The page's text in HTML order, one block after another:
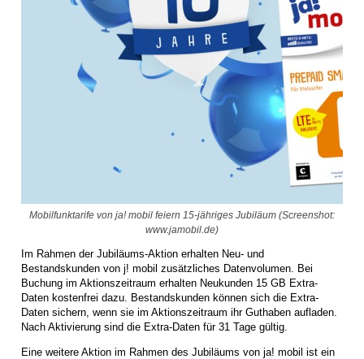
Mobilfunktarife von ja! mobil feiern 15-jähriges Jubiläum (Screenshot:
www.jamobil.de)
Im Rahmen der Jubiläums-Aktion erhalten Neu- und
Bestandskunden von j! mobil zusätzliches Datenvolumen. Bei
Buchung im Aktionszeitraum erhalten Neukunden 15 GB Extra-
Daten kostenfrei dazu. Bestandskunden können sich die Extra-
Daten sichern, wenn sie im Aktionszeitraum ihr Guthaben aufladen.
Nach Aktivierung sind die Extra-Daten für 31 Tage gültig.
Eine weitere Aktion im Rahmen des Jubiläums von ja! mobil ist ein